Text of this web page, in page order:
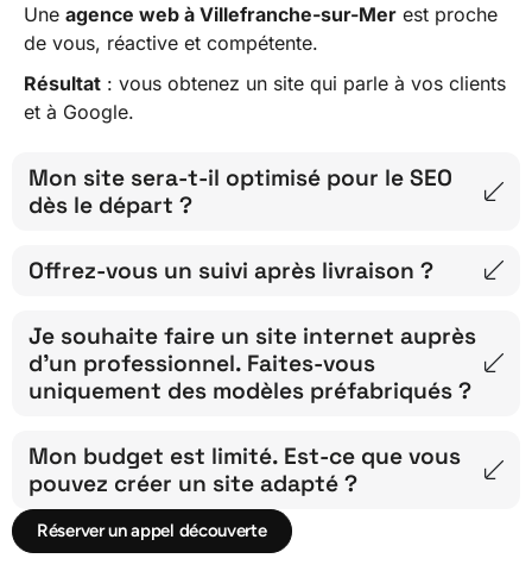
Une agence web à Villefranche-sur-Mer est proche
de vous, réactive et compétente.
Résultat : vous obtenez un site qui parle à vos clients
et à Google.
Mon site sera-t-il optimisé pour le SEO
dès le départ ?
Offrez-vous un suivi après livraison ?
Je souhaite faire un site internet auprès
d’un professionnel. Faites-vous
uniquement des modèles préfabriqués ?
Mon budget est limité. Est-ce que vous
pouvez créer un site adapté ?
Réserver un appel découverte